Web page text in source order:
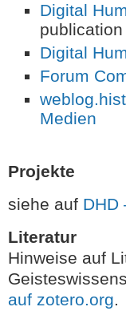
Digital
publication
Digital
Forum
Medien
Projekte
siehe auf DHD
Literatur
Hinweise auf
auf zotero.org.